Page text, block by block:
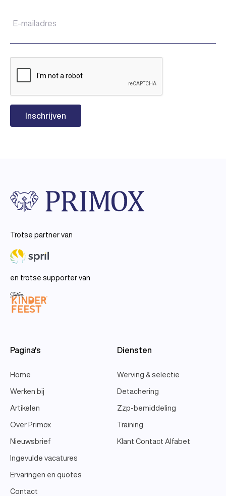
Trotse partner van
en trotse supporter van
Pagina's
Home
Werken bij
Artikelen
Over Primox
Nieuwsbrief
Ingevulde vacatures
Ervaringen en quotes
Contact
Diensten
Werving & selectie
Detachering
Zzp-bemiddeling
Training
Klant Contact Alfabet